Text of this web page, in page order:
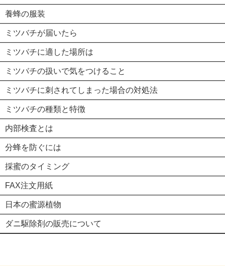
養蜂の服装
ミツバチが届いたら
ミツバチに適した場所は
ミツバチの扱いで気をつけること
ミツバチに刺されてしまった場合の対処法
ミツバチの種類と特徴
内部検査とは
分蜂を防ぐには
採蜜のタイミング
FAX注文用紙
日本の蜜源植物
ダニ駆除剤の販売について